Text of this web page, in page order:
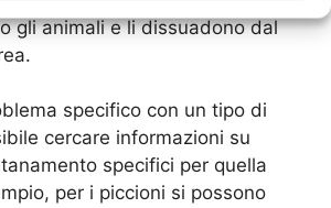
gli animali e li dissuadono dal
specifico con un tipo di
cercare informazioni su
specifici per quella
per i piccioni si possono